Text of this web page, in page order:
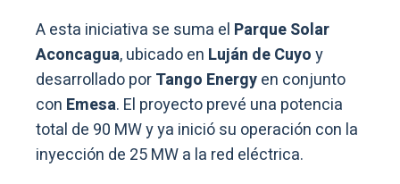
A esta iniciativa se suma el Parque Solar
Aconcagua, ubicado en Luján de Cuyoy
desarrollado porTango Energyen conjunto
con Emesa. El proyecto prevé una potencia
total de 90 MW y ya inició su operación con la
inyección de 25 MW a la red eléctrica.